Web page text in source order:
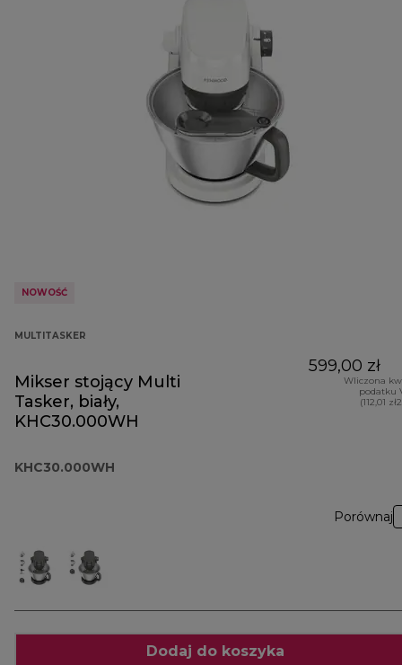
NOWOŚĆ
MULTITASKER
Mikser stojący Multi
Tasker, biały,
KHC30.000WH
KHC30.000WH
599,00 zł
Wliczona
podatku
(112,01
Porównaj
Dodaj do koszyka